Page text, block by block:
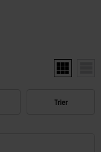
Afficher
Trier